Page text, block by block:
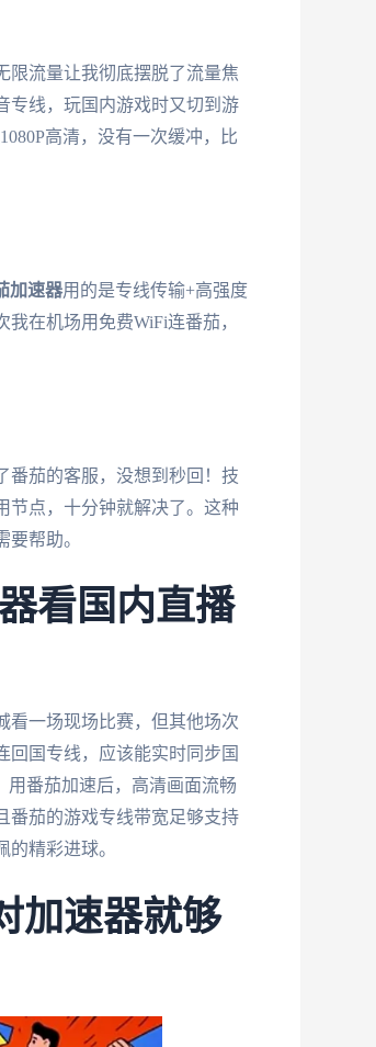
限流量让我彻底摆脱了流量焦
线，玩国内游戏时又切到游
高清，没有一次缓冲，比
加速器用的是专线传输+高强度
在机场用免费WiFi连番茄，
番茄的客服，没想到秒回！技
节点，十分钟就解决了。这种
帮助。
看国内直播
看一场现场比赛，但其他场次
回国专线，应该能实时同步国
用番茄加速后，高清画面流畅
番茄的游戏专线带宽足够支持
精彩进球。
加速器就够